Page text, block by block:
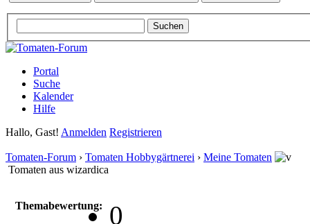
Portal
Suche
Kalender
Hilfe
Hallo, Gast! Anmelden Registrieren
Tomaten-Forum › Tomaten Hobbygärtnerei › Meine Tomaten
Tomaten aus wizardica
Themabewertung:
0